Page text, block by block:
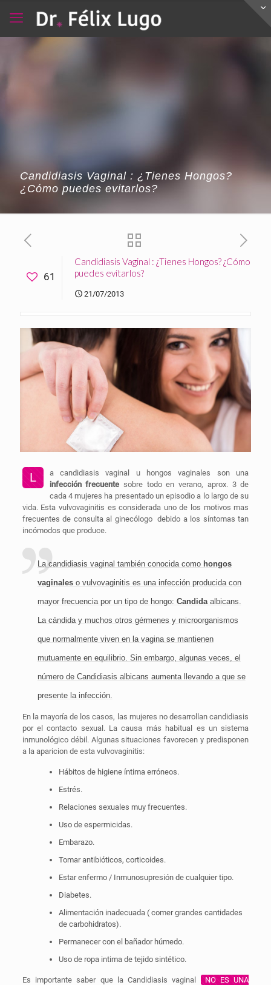
Candidiasis Vaginal : ¿Tienes Hongos?
¿Cómo puedes evitarlos?
61
Candidiasis Vaginal : ¿Tienes Hongos? ¿Cómo
puedes evitarlos?
21/07/2013
L
a candidiasis vaginal u hongos vaginales son una
infección frecuente sobre todo en verano, aprox. 3 de
cada 4 mujeres ha presentado un episodio a lo largo de su
vida. Esta vulvovaginitis es considerada uno de los motivos mas
frecuentes de consulta al ginecólogo debido a los síntomas tan
incómodos que produce.
La candidiasis vaginal también conocida como hongos
vaginaleso vulvovaginitis es una infección producida con
mayor frecuencia por un tipo de hongo: Candidaalbicans.
La cándida y muchos otros gérmenes y microorganismos
que normalmente viven en la vagina se mantienen
mutuamente en equilibrio. Sin embargo, algunas veces, el
número de Candidiasis albicans aumenta llevando a que se
presente la infección.
En la mayoría de los casos, las mujeres no desarrollan candidiasis
por el contacto sexual. La causa más habitual es un sistema
inmunológico débil. Algunas situaciones favorecen y predisponen
a la aparicion de esta vulvovaginitis:
Hábitos de higiene íntima erróneos.
Estrés.
Relaciones sexuales muy frecuentes.
Uso de espermicidas.
Embarazo.
Tomar antibióticos, corticoides.
Estar enfermo / Inmunosupresión de cualquier tipo.
Diabetes.
Alimentación inadecuada ( comer grandes cantidades
de carbohidratos).
Permanecer con el bañador húmedo.
Uso de ropa intima de tejido sintético.
Es importante saber que la Candidiasis vaginal
NO ES UNA